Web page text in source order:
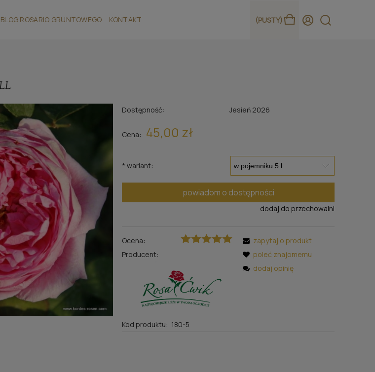
(PUSTY)
BLOG ROSARIO GRUNTOWEGO KONTAKT
Dostępność: Jesień 2026
Cena: 45,00 zł
* wariant:
powiadom o dostępności
dodaj do przechowalni
Ocena:
Producent:
Kod produktu: 180-5
zapytaj o produkt
poleć znajomemu
dodaj opinię